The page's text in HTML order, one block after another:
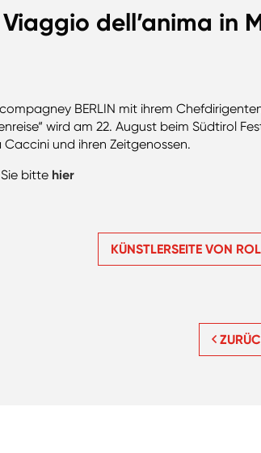
dell’anima in
BERLIN mit ihrem
wird am 22. August beim Südtirol
und ihren Zeitgenossen.
bitte hier
KÜNSTLERSEITE VON